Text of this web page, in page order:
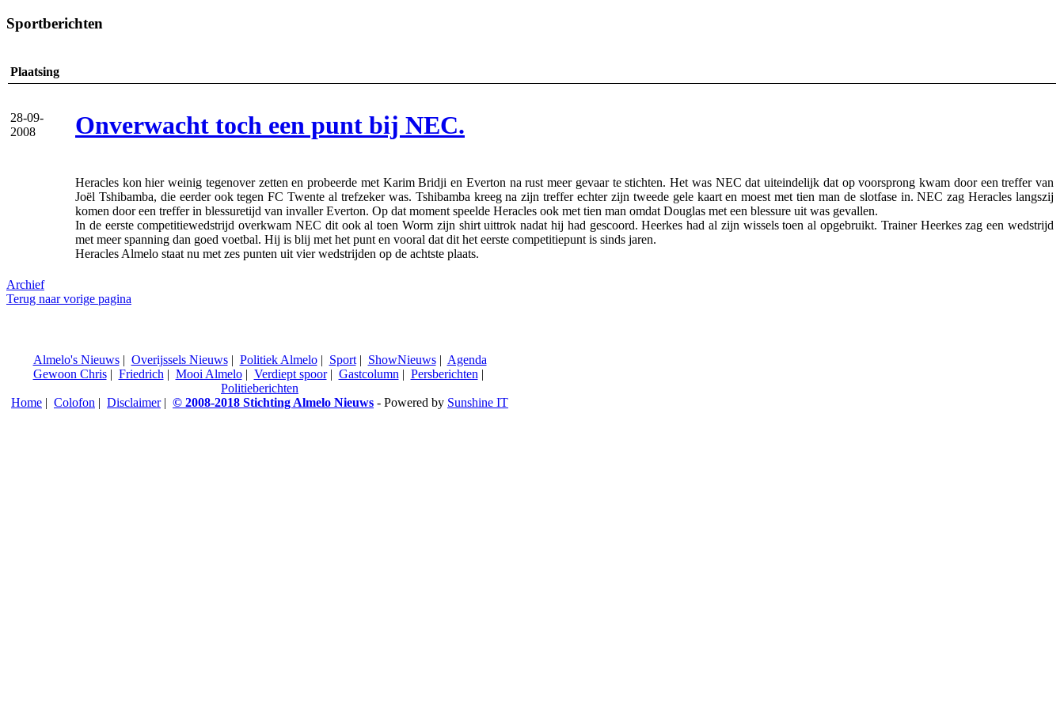
Sportberichten
Plaatsing
28-09-
2008
Onverwacht toch een punt bij NEC.
Heracles kon hier weinig tegenover zetten en probeerde met Karim Bridji en Everton na rust meer gevaar te stichten. Het was NEC dat uiteindelijk dat op voorsprong kwam door een treffer van
Joël Tshibamba, die eerder ook tegen FC Twente al trefzeker was. Tshibamba kreeg na zijn treffer echter zijn tweede gele kaart en moest met tien man de slotfase in. NEC zag Heracles langszij
komen door een treffer in blessuretijd van invaller Everton. Op dat moment speelde Heracles ook met tien man omdat Douglas met een blessure uit was gevallen.
In de eerste competitiewedstrijd overkwam NEC dit ook al toen Worm zijn shirt uittrok nadat hij had gescoord. Heerkes had al zijn wissels toen al opgebruikt. Trainer Heerkes zag een wedstrijd
met meer spanning dan goed voetbal. Hij is blij met het punt en vooral dat dit het eerste competitiepunt is sinds jaren.
Heracles Almelo staat nu met zes punten uit vier wedstrijden op de achtste plaats.
Archief
Terug naar vorige pagina
Almelo's Nieuws| Overijssels Nieuws| Politiek Almelo| Sport| ShowNieuws| Agenda
Gewoon Chris| Friedrich| Mooi Almelo| Verdiept spoor| Gastcolumn| Persberichten|
Politieberichten
Home | Colofon | Disclaimer| © 2008-2018 Stichting Almelo Nieuws - Powered by Sunshine IT